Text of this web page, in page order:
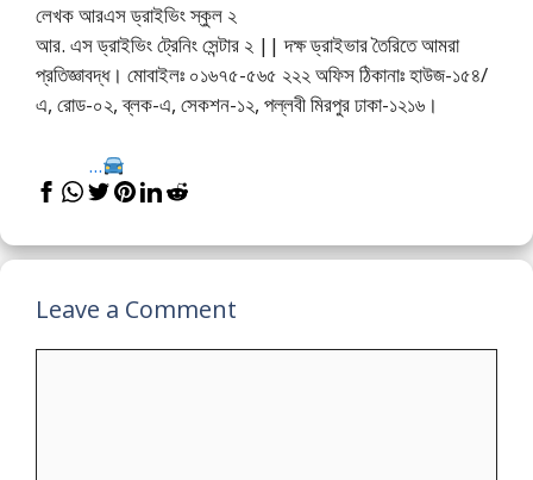
লেখক আরএস ড্রাইভিং স্কুল ২
আর. এস ড্রাইভিং ট্রেনিং সেন্টার ২ || দক্ষ ড্রাইভার তৈরিতে আমরা
প্রতিজ্ঞাবদ্ধ। মোবাইলঃ ০১৬৭৫-৫৬৫ ২২২ অফিস ঠিকানাঃ হাউজ-১৫৪/
এ, রোড-০২, ব্লক-এ, সেকশন-১২, পল্লবী মিরপুর ঢাকা-১২১৬।
...
Leave a Comment